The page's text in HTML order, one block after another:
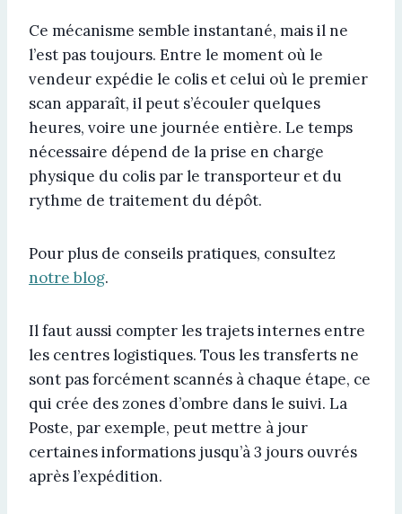
Ce mécanisme semble instantané, mais il ne
l’est pas toujours. Entre le moment où le
vendeur expédie le colis et celui où le premier
scan apparaît, il peut s’écouler quelques
heures, voire une journée entière. Le temps
nécessaire dépend de la prise en charge
physique du colis par le transporteur et du
rythme de traitement du dépôt.
Pour plus de conseils pratiques, consultez
notre blog.
Il faut aussi compter les trajets internes entre
les centres logistiques. Tous les transferts ne
sont pas forcément scannés à chaque étape, ce
qui crée des zones d’ombre dans le suivi. La
Poste, par exemple, peut mettre à jour
certaines informations jusqu’à 3 jours ouvrés
après l’expédition.